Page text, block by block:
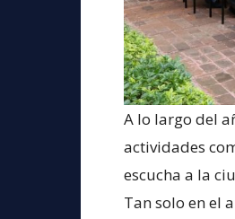
A lo largo del
actividades
escucha a la
Tan solo en el